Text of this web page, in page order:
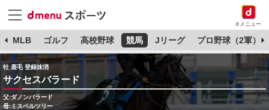
dメニュー
MLB ゴルフ 高校野球 競馬 Jリーグ プロ野球（2軍）
牡 鹿毛 登録抹消
サクセスバラード
父:ダノンバラード
母:ミスベルツリー